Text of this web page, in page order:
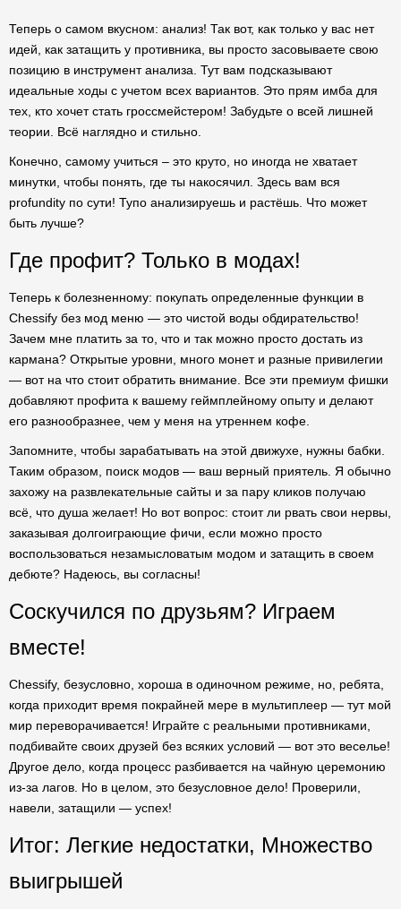
Теперь о самом вкусном: анализ! Так вот, как только у вас нет
идей, как затащить у противника, вы просто засовываете свою
позицию в инструмент анализа. Тут вам подсказывают
идеальные ходы с учетом всех вариантов. Это прям имба для
тех, кто хочет стать гроссмейстером! Забудьте о всей лишней
теории. Всё наглядно и стильно.
Конечно, самому учиться – это круто, но иногда не хватает
минутки, чтобы понять, где ты накосячил. Здесь вам вся
profundity по сути! Тупо анализируешь и растёшь. Что может
быть лучше?
Где профит? Только в модах!
Теперь к болезненному: покупать определенные функции в
Chessify без мод меню — это чистой воды обдирательство!
Зачем мне платить за то, что и так можно просто достать из
кармана? Открытые уровни, много монет и разные привилегии
— вот на что стоит обратить внимание. Все эти премиум фишки
добавляют профита к вашему геймплейному опыту и делают
его разнообразнее, чем у меня на утреннем кофе.
Запомните, чтобы зарабатывать на этой движухе, нужны бабки.
Таким образом, поиск модов — ваш верный приятель. Я обычно
захожу на развлекательные сайты и за пару кликов получаю
всё, что душа желает! Но вот вопрос: стоит ли рвать свои нервы,
заказывая долгоиграющие фичи, если можно просто
воспользоваться незамысловатым модом и затащить в своем
дебюте? Надеюсь, вы согласны!
Соскучился по друзьям? Играем
вместе!
Chessify, безусловно, хороша в одиночном режиме, но, ребята,
когда приходит время покрайней мере в мультиплеер — тут мой
мир переворачивается! Играйте с реальными противниками,
подбивайте своих друзей без всяких условий — вот это веселье!
Другое дело, когда процесс разбивается на чайную церемонию
из-за лагов. Но в целом, это безусловное дело! Проверили,
навели, затащили — успех!
Итог: Легкие недостатки, Множество
выигрышей